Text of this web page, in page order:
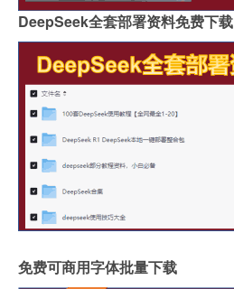
DeepSeek全套部署资料免费下载
免费可商用字体批量下载